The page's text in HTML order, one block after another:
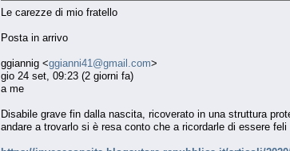
Le carezze di mio fratello
Posta in arrivo
ggiannig <ggianni41@gmail.com>
gio 24 set, 09:23 (2 giorni fa)
a me
Disabile grave fin dalla nascita, ricoverato in una struttura
andare a trovarlo si è resa conto che a ricordarle di essere feli